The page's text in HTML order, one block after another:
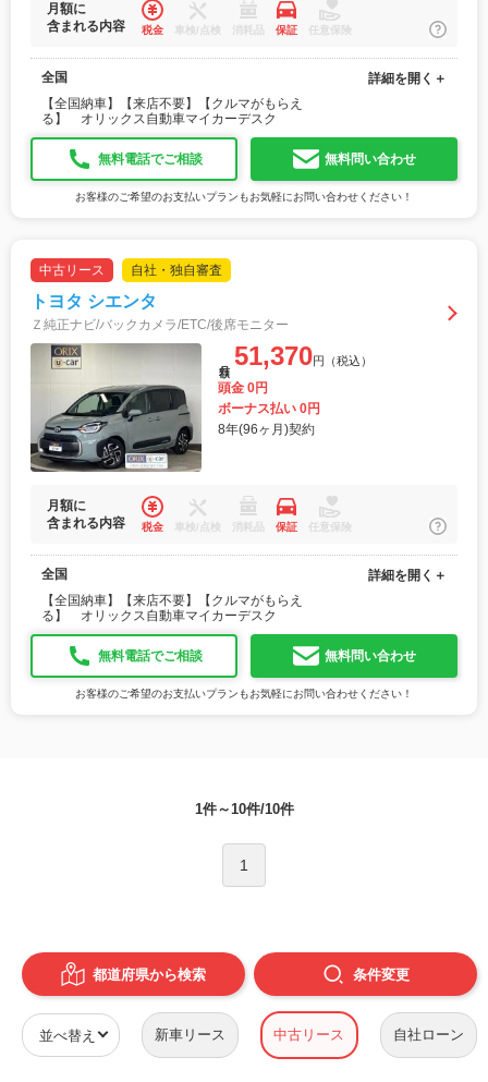
月額に
含まれる内容
税金 車検/点検 消耗品 保証 任意保険
全国
【全国納車】【来店不要】【クルマがもらえ
る】 オリックス自動車マイカーデスク
詳細を開く＋
無料電話でご相談 無料問い合わせ
お客様のご希望のお支払いプランもお気軽にお問い合わせください！
中古リース 自社・独自審査
トヨタ シエンタ
Ｚ純正ナビ/バックカメラ/ETC/後席モニター
51,370円（税込）
頭金 0円
ボーナス払い 0円
8年(96ヶ月)契約
月額に
含まれる内容
税金 車検/点検 消耗品 保証 任意保険
全国
【全国納車】【来店不要】【クルマがもらえ
る】 オリックス自動車マイカーデスク
詳細を開く＋
無料電話でご相談 無料問い合わせ
お客様のご希望のお支払いプランもお気軽にお問い合わせください！
1件～10件/10件
1
都道府県から検索 条件変更
新車リース 中古リース 自社ローン